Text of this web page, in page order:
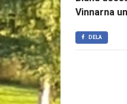
Vinnarna
DELA